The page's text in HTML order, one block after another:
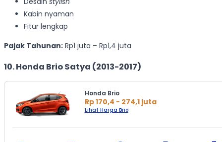
Kabin nyaman
Fitur lengkap
Pajak Tahunan: Rp1 juta – Rp1,4 juta
10. Honda Brio Satya (2013-2017)
Honda Brio
Rp 170,4 - 274,1 juta
Lihat Harga Brio